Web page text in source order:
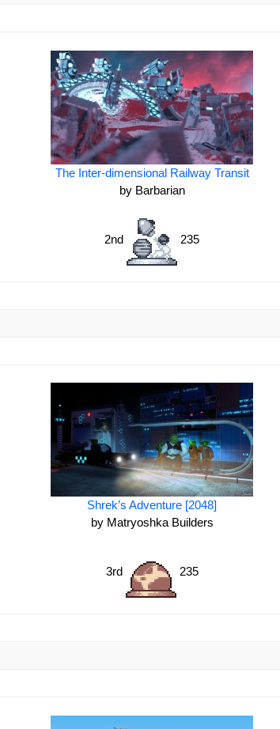
The Inter-dimensional Railway Transit
by Barbarian
2nd 235
Shrek’s Adventure [2048]
by Matryoshka Builders
3rd 235